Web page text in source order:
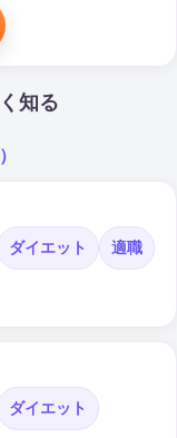
知る
ダイエット 適職
ダイエット